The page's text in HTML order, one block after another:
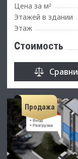
Цена за м²
Этажей в здании
Этаж
Стоимость
Продажа